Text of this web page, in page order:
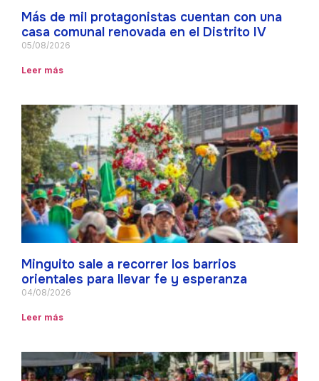
Más de mil protagonistas cuentan con una
casa comunal renovada en el Distrito IV
05/08/2026
Leer más
Minguito sale a recorrer los barrios
orientales para llevar fe y esperanza
04/08/2026
Leer más